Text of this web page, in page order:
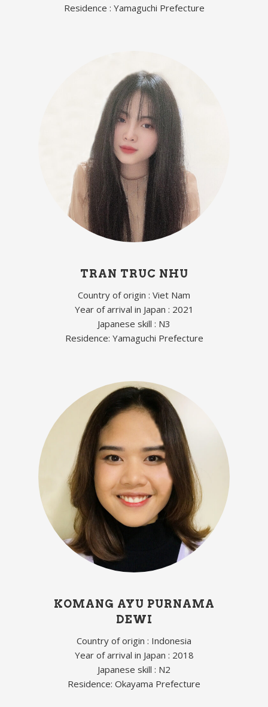
Residence : Yamaguchi Prefecture
TRAN TRUC NHU
Country of origin : Viet Nam
Year of arrival in Japan : 2021
Japanese skill : N3
Residence: Yamaguchi Prefecture
KOMANG AYU PURNAMA
DEWI
Country of origin : Indonesia
Year of arrival in Japan : 2018
Japanese skill : N2
Residence: Okayama Prefecture